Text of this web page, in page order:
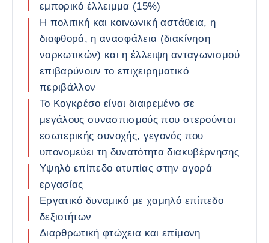
εμπορικό έλλειμμα (15%)
Η πολιτική και κοινωνική αστάθεια, η
διαφθορά, η ανασφάλεια (διακίνηση
ναρκωτικών) και η έλλειψη ανταγωνισμού
επιβαρύνουν το επιχειρηματικό
περιβάλλον
Το Κογκρέσο είναι διαιρεμένο σε
μεγάλους συνασπισμούς που στερούνται
εσωτερικής συνοχής, γεγονός που
υπονομεύει τη δυνατότητα διακυβέρνησης
Υψηλό επίπεδο ατυπίας στην αγορά
εργασίας
Εργατικό δυναμικό με χαμηλό επίπεδο
δεξιοτήτων
Διαρθρωτική φτώχεια και επίμονη